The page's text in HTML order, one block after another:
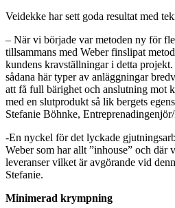
Veidekke har sett goda resultat med
– När vi började var metoden ny för
tillsammans med Weber finslipat
kundens kravställningar i detta
sådana här typer av anläggningar
att få full bärighet och anslutning mot
med en slutprodukt så lik bergets
Stefanie Böhnke,
-En nyckel för det lyckade
Weber som har allt ”inhouse” och där
leveranser vilket är avgörande vid
Stefanie.
Minimerad krympning